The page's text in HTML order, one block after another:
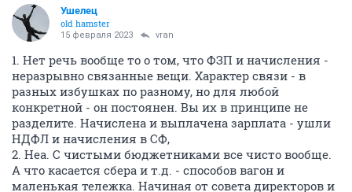
Ушелец
old hamster
15 февраля 2023 vran
1. Нет речь вообще то о том, что ФЗП и начисления -
неразрывно связанные вещи. Характер связи - в
разных избушках по разному, но для любой
конкретной - он постоянен. Вы их в принципе не
разделите. Начислена и выплачена зарплата - ушли
НДФЛ и начисления в СФ,
2. Неа. С чистыми бюджетниками все чисто вообще.
А что касается сбера и т.д. - способов вагон и
маленькая тележка. Начиная от совета директоров и